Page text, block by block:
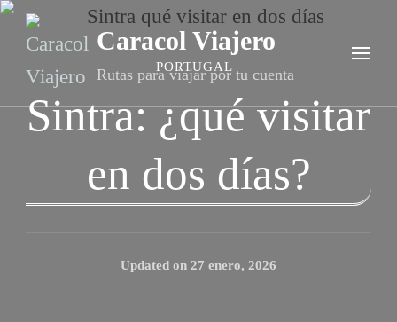
Caracol Viajero
Rutas para viajar por tu cuenta
PORTUGAL
Sintra: ¿qué visitar
en dos días?
Updated on 27 enero, 2026